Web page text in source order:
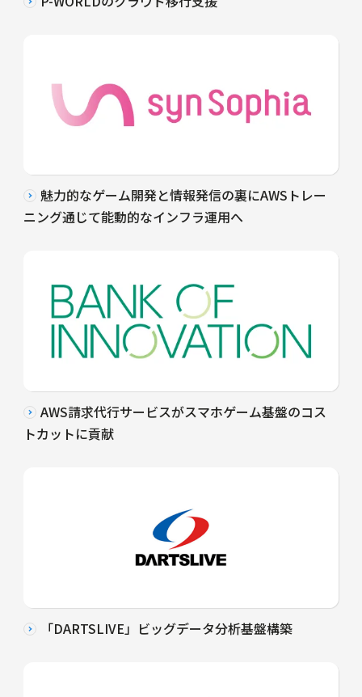
魅力的なゲーム開発と情報発信の裏にAWSトレー
ニング通じて能動的なインフラ運用へ
AWS請求代行サービスがスマホゲーム基盤のコス
トカットに貢献
「DARTSLIVE」ビッグデータ分析基盤構築